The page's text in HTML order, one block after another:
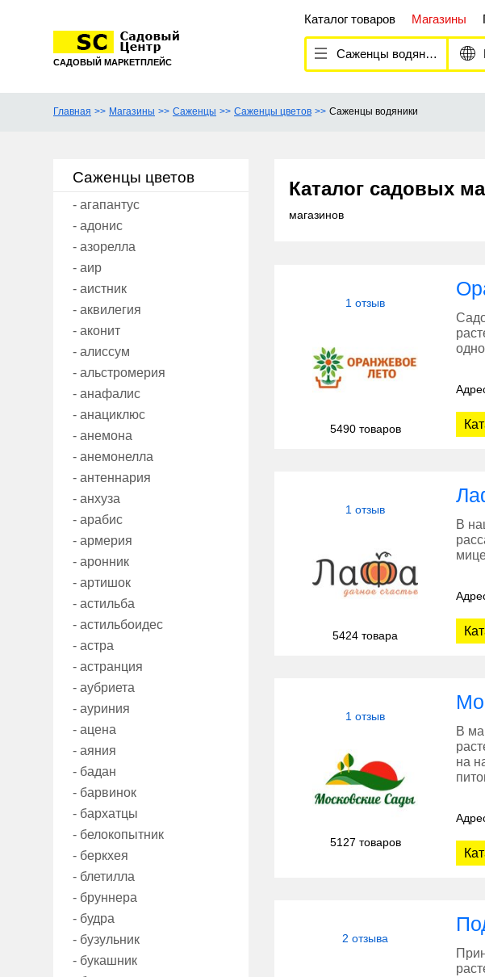
САДОВЫЙ МАРКЕТПЛЕЙС
Каталог товаров Магазины
Саженцы водяники
Главная Магазины Саженцы Саженцы цветов Саженцы водяники
Саженцы цветов
- агапантус
- адонис
- азорелла
- аир
- аистник
- аквилегия
- аконит
- алиссум
- альстромерия
- анафалис
- анациклюс
- анемона
- анемонелла
- антеннария
- анхуза
- арабис
- армерия
- аронник
- артишок
- астильба
- астильбоидес
- астра
- астранция
- аубриета
- ауриния
- ацена
- аяния
- бадан
- барвинок
- бархатцы
- белокопытник
- беркхея
- блетилла
- бруннера
- будра
- бузульник
- букашник
Каталог садовых
магазинов
1 отзыв
5490 товаров
1 отзыв
5424 товара
В
1 отзыв
5127 товаров
В
на
2 отзыва